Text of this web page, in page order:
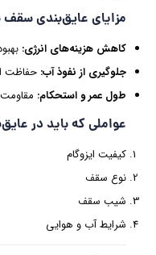
مزایای عایق‌بندی سقف
کاهش هزینه‌های انرژی:
جلوگیری از نفوذ آب: حفاظت
طول عمر و استحکام:
عواملی که باید در
کیفیت ایزوگام
نوع سقف
شیب سقف
شرایط آب و هوایی